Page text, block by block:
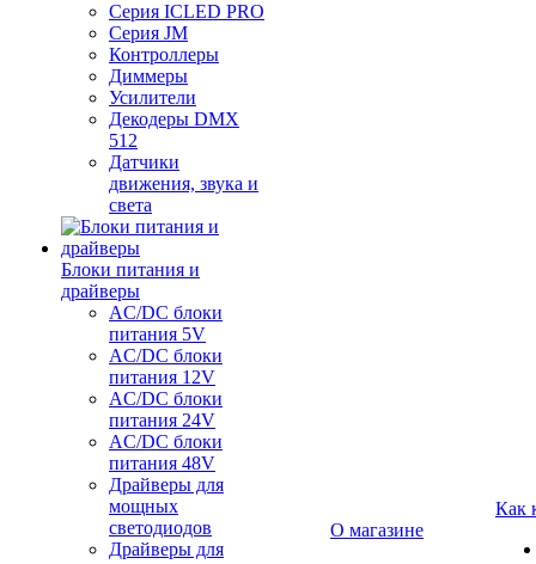
Серия ICLED PRO
Серия JM
Контроллеры
Диммеры
Усилители
Декодеры DMX
512
Датчики
движения, звука и
света
Блоки питания и
драйверы
AC/DC блоки
питания 5V
AC/DC блоки
питания 12V
AC/DC блоки
питания 24V
AC/DC блоки
питания 48V
Драйверы для
мощных
светодиодов
Драйверы для
О магазине
Как